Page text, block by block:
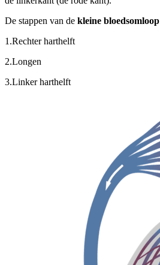
De stappen van de kleine bloedsomloop
1.Rechter harthelft
2.Longen
3.Linker harthelft